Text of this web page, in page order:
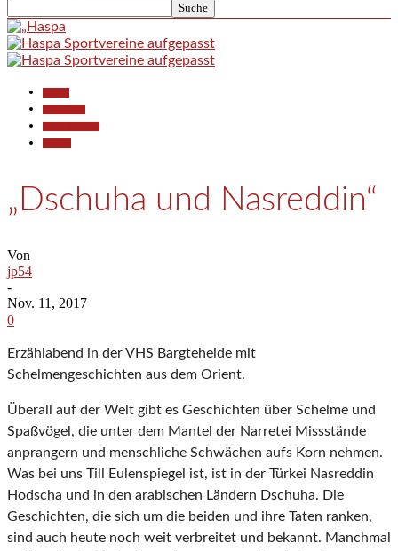
„Dschuha und Nasreddin“
Von
jp54
-
Nov. 11, 2017
0
Erzählabend in der VHS Bargteheide mit
Schelmengeschichten aus dem Orient.
Überall auf der Welt gibt es Geschichten über Schelme und
Spaßvögel, die unter dem Mantel der Narretei Missstände
anprangern und menschliche Schwächen aufs Korn nehmen.
Was bei uns Till Eulenspiegel ist, ist in der Türkei Nasreddin
Hodscha und in den arabischen Ländern Dschuha. Die
Geschichten, die sich um die beiden und ihre Taten ranken,
sind auch heute noch weit verbreitet und bekannt. Manchmal